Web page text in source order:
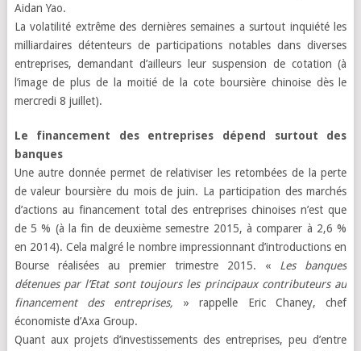
Aidan Yao.
La volatilité extrême des dernières semaines a surtout inquiété les
milliardaires détenteurs de participations notables dans diverses
entreprises, demandant d’ailleurs leur suspension de cotation (à
l’image de plus de la moitié de la cote boursière chinoise dès le
mercredi 8 juillet).
Le financement des entreprises dépend surtout des
banques
Une autre donnée permet de relativiser les retombées de la perte
de valeur boursière du mois de juin. La participation des marchés
d’actions au financement total des entreprises chinoises n’est que
de 5 % (à la fin de deuxième semestre 2015, à comparer à 2,6 %
en 2014). Cela malgré le nombre impressionnant d’introductions en
Bourse réalisées au premier trimestre 2015. « Les banques
détenues par l’Etat sont toujours les principaux contributeurs au
financement des entreprises, » rappelle Eric Chaney, chef
économiste d’Axa Group.
Quant aux projets d’investissements des entreprises, peu d’entre